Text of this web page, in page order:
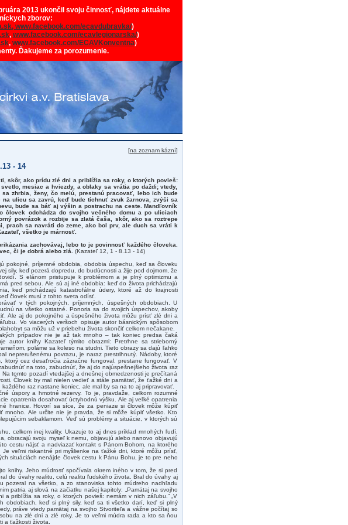
2013 ukončil svoju činnosť, nájdete aktuálne
zborov:
www.facebook.com/ecavdubravka/)
, www.facebook.com/ecavlegionarska/)
, www.facebook.com/ECAVKonventna)
Ďakujeme za porozumenie.
[na zoznam kázní]
- 14
skôr, ako prídu zlé dni a priblížia sa roky, o ktorých povieš:
mesiac a hviezdy, a oblaky sa vrátia po daždi; vtedy,
zhrbia, ženy, čo melú, prestanú pracovať, lebo ich bude
ulicu sa zavrú, keď bude tíchnuť zvuk žarnova, zvýši sa
bude sa báť aj výšin a postrachu na ceste. Mandľovník
človek odchádza do svojho večného domu a po uliciach
povrázok a rozbije sa zlatá čaša, skôr, ako sa roztrepe
prach sa navráti do zeme, ako bol prv, ale duch sa vráti k
všetko je márnosť.
zachovávaj, lebo to je povinnosť každého človeka.
či je dobrá alebo zlá.
(Kazateľ 12, 1 - 8.13 - 14)
pokojné, príjemné obdobia, obdobia úspechu, keď sa človeku
sily, keď pozerá dopredu, do budúcnosti a žije pod dojmom, že
S elánom pristupuje k problémom a je plný optimizmu a
pred sebou. Ale sú aj iné obdobia: keď do života prichádzajú
keď prichádzajú katastrofálne údery, ktoré až do krajnosti
človek musí z tohto sveta odísť.
v tých pokojných, príjemných, úspešných obdobiach. U
na všetko ostatné. Ponoria sa do svojich úspechov, akoby
Ale aj do pokojného a úspešného života môžu prísť zlé dni a
Vo viacerých veršoch opisuje autor básnickým spôsobom
sa môžu už v priebehu života skončiť celkom nečakane.
prípadov nie je až tak mnoho – tak koniec predsa čaká
autor knihy Kazateľ týmito obrazmi: Pretrhne sa strieborný
poláme sa koleso na studni. Tieto obrazy sa dajú ľahko
neprerušenému povrazu, je naraz prestrihnutý. Nádoby, ktoré
ktorý cez desaťročia zázračne fungoval, prestane fungovať. V
na toto, zabudnúť, že aj do najúspešnejšieho života raz
tomto pozadí vtedajšej a dnešnej obmedzenosti je prečítaná
Človek by mal nielen vedieť a stále pamätať, že ťažké dni a
raz nastane koniec, ale mal by sa na to aj pripravovať.
úspory a hmotné rezervy. To je, pravdaže, celkom rozumné
opatrenia dosahovať úctyhodnú výšku. Ale aj veľké opatrenia
hranice. Hovorí sa síce, že za peniaze si človek môže kúpiť
mnoho. Ale určite nie je pravda, že si môže kúpiť všetko. Kto
sebaklamom. Veď sú problémy a situácie, v ktorých sú
celkom inej kvality. Ukazuje to aj dnes príklad mnohých ľudí,
obracajú svoju myseľ k nemu, objavujú alebo nanovo objavujú
cestu nájsť a nadviazať kontakt s Pánom Bohom, na ktorého
veľmi riskantné pri myšlienke na ťažké dni, ktoré môžu prísť,
situáciách nenájde človek cestu k Pánu Bohu, je to pre neho
knihy. Jeho múdrosť spočívala okrem iného v tom, že si pred
do úvahy realitu, celú realitu ľudského života. Bral do úvahy aj
pozeral na všetko, a zo stanoviska tohto múdreho nadhľadu
patria aj slová na začiatku našej kapitoly: „Pamätaj na svojho
priblížia sa roky, o ktorých povieš: nemám v nich záľubu.“ „V
obdobiach, keď si plný sily, keď sa ti všetko darí, keď si plný
práve vtedy pamätaj na svojho Stvoriteľa a vážne počítaj so
na zlé dni a zlé roky. Je to veľmi múdra rada a kto sa ňou
a ťažkosti života.